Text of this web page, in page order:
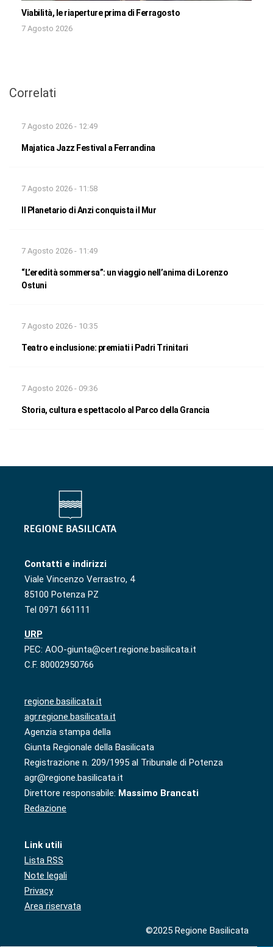
Viabilità, le riaperture prima di Ferragosto
7 Agosto 2026
Correlati
7 Agosto 2026 - 12:49
Majatica Jazz Festival a Ferrandina
7 Agosto 2026 - 11:58
Il Planetario di Anzi conquista il Mur
7 Agosto 2026 - 11:49
“L’eredità sommersa”: un viaggio nell’anima di Lorenzo
Ostuni
7 Agosto 2026 - 10:35
Teatro e inclusione: premiati i Padri Trinitari
7 Agosto 2026 - 09:36
Storia, cultura e spettacolo al Parco della Grancia
Contatti e indirizzi
Viale Vincenzo Verrastro, 4
85100 Potenza PZ
Tel 0971 661111
URP
PEC: AOO-giunta@cert.regione.basilicata.it
C.F. 80002950766
regione.basilicata.it
agr.regione.basilicata.it
Agenzia stampa della
Giunta Regionale della Basilicata
Registrazione n. 209/1995 al Tribunale di Potenza
agr@regione.basilicata.it
Direttore responsabile: Massimo Brancati
Redazione
Link utili
Lista RSS
Note legali
Privacy
Area riservata
©2025 Regione Basilicata